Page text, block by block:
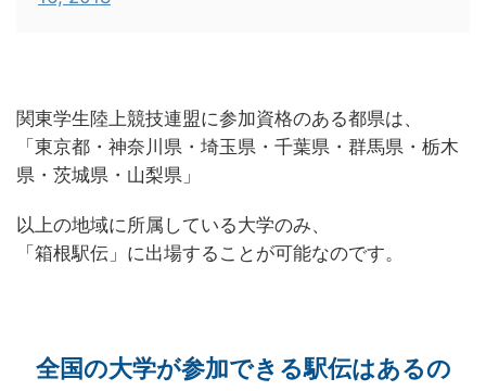
関東学生陸上競技連盟に参加資格のある都県は、
「東京都・神奈川県・埼玉県・千葉県・群馬県・栃木
県・茨城県・山梨県」
以上の地域に所属している大学のみ、
「箱根駅伝」に出場することが可能なのです。
全国の大学が参加できる駅伝はあるの